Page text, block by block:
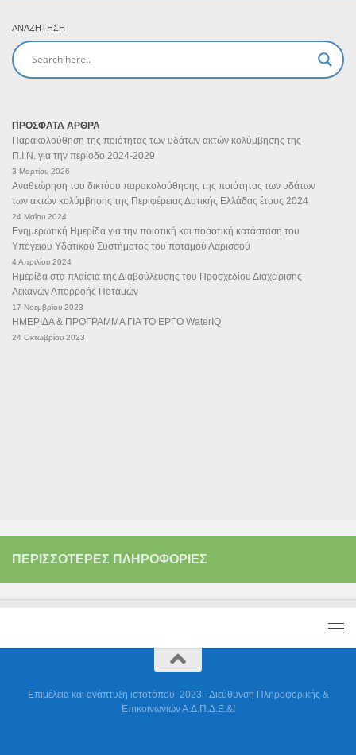
ΑΝΑΖΉΤΗΣΗ
ΠΡΟΣΦΑΤΑ ΑΡΘΡΑ
Παρακολούθηση της ποιότητας των υδάτων ακτών κολύμβησης της
Π.Ι.Ν. για την περίοδο 2024-2029
3 Μαρτίου 2026
Αναθεώρηση του δικτύου παρακολούθησης της ποιότητας των υδάτων
των ακτών κολύμβησης της Περιφέρειας Δυτικής Ελλάδας έτους 2024
24 Μαΐου 2024
Ενημερωτική Ημερίδα για την ποιοτική και ποσοτική κατάσταση του
Υπόγειου Υδατικού Συστήματος του ποταμού Λαρισσού
4 Απριλίου 2024
Ημερίδα στα πλαίσια της Διαβούλευσης του Προσχεδίου Διαχείρισης
Λεκανών Απορροής Ποταμών
17 Νοεμβρίου 2023
ΗΜΕΡΙΔΑ & ΠΡΟΓΡΑΜΜΑ ΓΙΑ ΤΟ ΕΡΓΟ WaterIQ
24 Οκτωβρίου 2023
ΠΕΡΙΣΣΌΤΕΡΕΣ ΠΛΗΡΟΦΟΡΊΕΣ
Επιμέλεια και ανάπτυξη ιστοτόπου: 2023 - Διεύθυνση Πληροφορικής &
Επικοινωνιών Α.Δ.Π.Δ.Ε.&Ι